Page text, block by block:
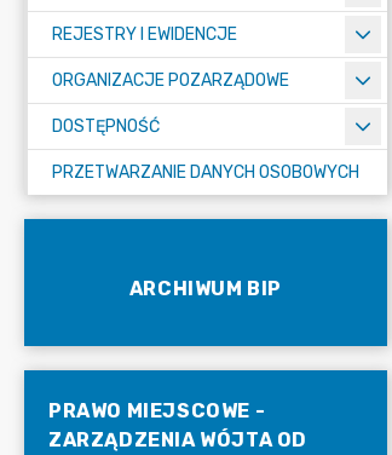
REJESTRY I EWIDENCJE
ORGANIZACJE POZARZĄDOWE
DOSTĘPNOŚĆ
PRZETWARZANIE DANYCH OSOBOWYCH
ARCHIWUM BIP
PRAWO MIEJSCOWE -
ZARZĄDZENIA WÓJTA OD